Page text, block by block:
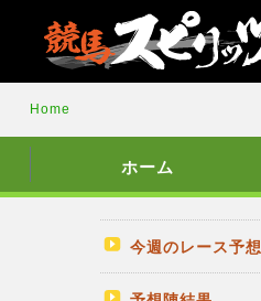
Home
ホーム
今週のレース予想